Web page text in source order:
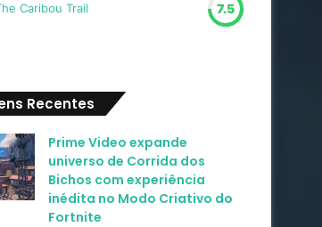
Caribou Trail 7.5
Recentes
Prime Video expande
universo de Corrida dos
Bichos com experiência
inédita no Modo Criativo do
Fortnite